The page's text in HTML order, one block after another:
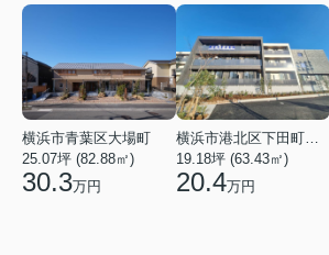
横浜市青葉区大場町
25.07坪 (82.88㎡)
30.3万円
19.18坪 (63.43㎡)
20.4万円